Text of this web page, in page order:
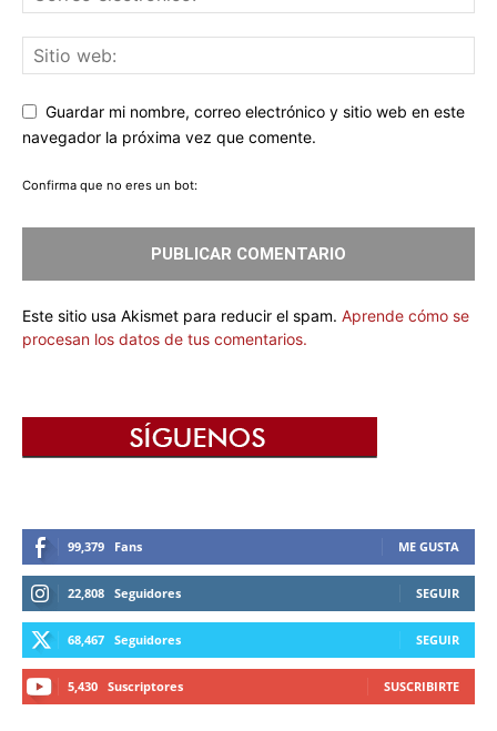
Guardar mi nombre, correo electrónico y sitio web en este
navegador la próxima vez que comente.
Confirma que no eres un bot:
Este sitio usa Akismet para reducir el spam. Aprende cómo se
procesan los datos de tus comentarios.
99,379 Fans ME GUSTA
22,808 Seguidores SEGUIR
68,467 Seguidores SEGUIR
5,430 Suscriptores SUSCRIBIRTE